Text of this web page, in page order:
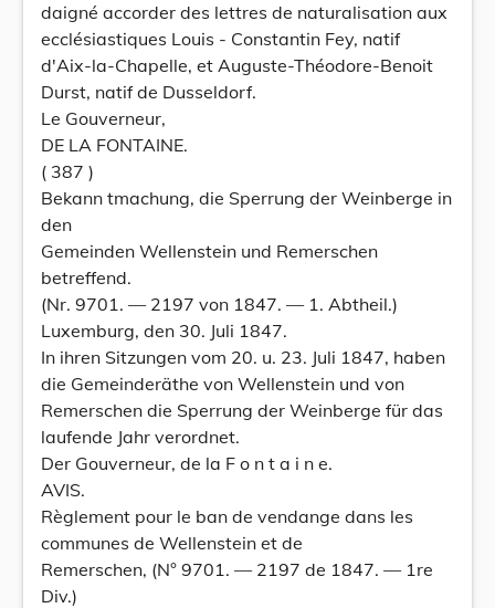
daigné accorder des lettres de naturalisation aux
ecclésiastiques Louis - Constantin Fey, natif
d'Aix-la-Chapelle, et Auguste-Théodore-Benoit
Durst, natif de Dusseldorf.
Le Gouverneur,
DE LA FONTAINE.
( 387 )
Bekann tmachung, die Sperrung der Weinberge in
den
Gemeinden Wellenstein und Remerschen
betreffend.
(Nr. 9701. — 2197 von 1847. — 1. Abtheil.)
Luxemburg, den 30. Juli 1847.
In ihren Sitzungen vom 20. u. 23. Juli 1847, haben
die Gemeinderäthe von Wellenstein und von
Remerschen die Sperrung der Weinberge für das
laufende Jahr verordnet.
Der Gouverneur, de la F o n t a i n e.
AVIS.
Règlement pour le ban de vendange dans les
communes de Wellenstein et de
Remerschen, (N° 9701. — 2197 de 1847. — 1re
Div.)